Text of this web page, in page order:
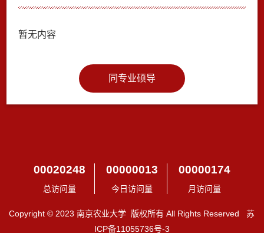
暂无内容
同专业硕导
00020248
总访问量
00000013
今日访问量
00000174
月访问量
Copyright © 2023 南京农业大学 版权所有 All Rights Reserved 苏
ICP备11055736号-3